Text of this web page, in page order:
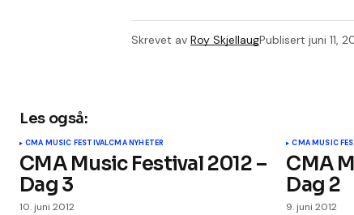
Skrevet av Roy SkjellaugPublisert juni 11,
Les også:
CMA MUSIC FESTIVALCMA NYHETER
CMA Music Festival 2012 –
Dag 3
10. juni 2012
CMA MUSIC
CMA
Dag 2
9. juni 2012